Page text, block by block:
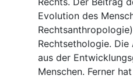
Evolution des
Rechtsethologie.
aus der
Menschen. Ferner